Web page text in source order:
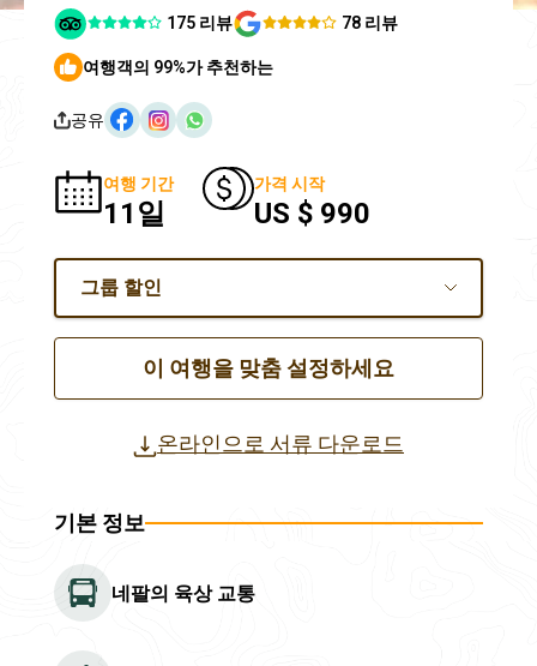
175 리뷰 78 리뷰
여행객의 99%가 추천하는
공유
여행 기간
11일
가격 시작
US $ 990
그룹 할인
이 여행을 맞춤 설정하세요
온라인으로 서류 다운로드
기본 정보
네팔의 육상 교통